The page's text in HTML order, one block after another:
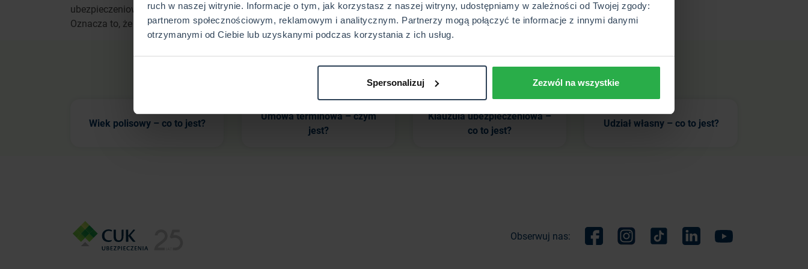
ruch w naszej witrynie. Informacje o tym, jak korzystasz z naszej witryny, udostępniamy w zależności od Twojej zgody:
partnerom społecznościowym, reklamowym i analitycznym. Partnerzy mogą połączyć te informacje z innymi danymi
otrzymanymi od Ciebie lub uzyskanymi podczas korzystania z ich usług.
Spersonalizuj Zezwól na wszystkie
ubezpieczeniowej i reasekuracyjnej z dnia 11 września 2005 roku. Metod na wyliczanie jest wiele.
Oznacza to, że każde towarzystwo ma indywidualne zabezpieczenie finansowe.
Sprawdź powiązane hasła
Wiek polisowy – co to jest?
Umowa terminowa – czym
jest?
Klauzula ubezpieczeniowa –
co to jest?
Udział własny – co to jest?
Obserwuj nas: